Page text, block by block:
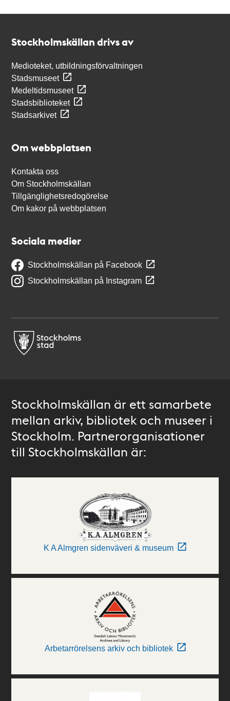
Stockholmskällan drivs av
Medioteket, utbildningsförvaltningen
Stadsmuseet
Medeltidsmuseet
Stadsbiblioteket
Stadsarkivet
Om webbplatsen
Kontakta oss
Om Stockholmskällan
Tillgänglighetsredogörelse
Om kakor på webbplatsen
Sociala medier
Stockholmskällan på Facebook
Stockholmskällan på Instagram
Stockholmskällan är ett samarbete
mellan arkiv, bibliotek och museer i
Stockholm. Partnerorganisationer
till Stockholmskällan är:
K A Almgren sidenväveri & museum
Arbetarrörelsens arkiv och bibliotek